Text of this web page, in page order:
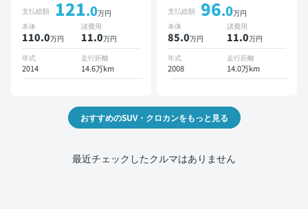
ETC バックモニター ドラ
イブレコーダー
支払総額 121.0万円
本体
110.0万円
諸費用
11.0万円
年式
2014
走行距離
14.6万km
ETC サンルーフ バックモ
ニター ドライブレコーダー
支払総額 96.0万円
本体
85.0万円
諸費用
11.0万円
年式
2008
走行距離
14.0万km
おすすめのSUV・クロカンをもっと見る
最近チェックしたクルマはありません